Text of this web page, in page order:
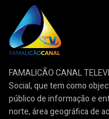
FAMALICÃO CANAL
Social, que tem como
público de informação e
norte, área geográfica de